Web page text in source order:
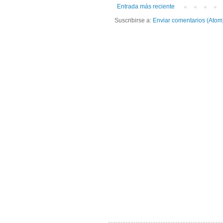
Entrada más reciente
Suscribirse a: Enviar comentarios